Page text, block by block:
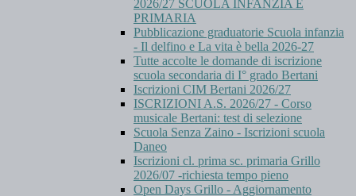
2026/27 SCUOLA INFANZIA E
PRIMARIA
Pubblicazione graduatorie Scuola infanzia
- Il delfino e La vita è bella 2026-27
Tutte accolte le domande di iscrizione
scuola secondaria di I° grado Bertani
Iscrizioni CIM Bertani 2026/27
ISCRIZIONI A.S. 2026/27 - Corso
musicale Bertani: test di selezione
Scuola Senza Zaino - Iscrizioni scuola
Daneo
Iscrizioni cl. prima sc. primaria Grillo
2026/07 -richiesta tempo pieno
Open Days Grillo - Aggiornamento